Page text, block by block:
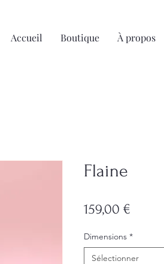
Accueil Boutique À propos
Flaine
159,00 €
Dimensions *
Sélectionner